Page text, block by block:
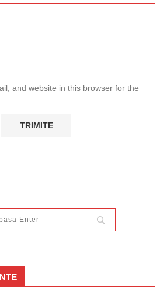
and website in this browser for the